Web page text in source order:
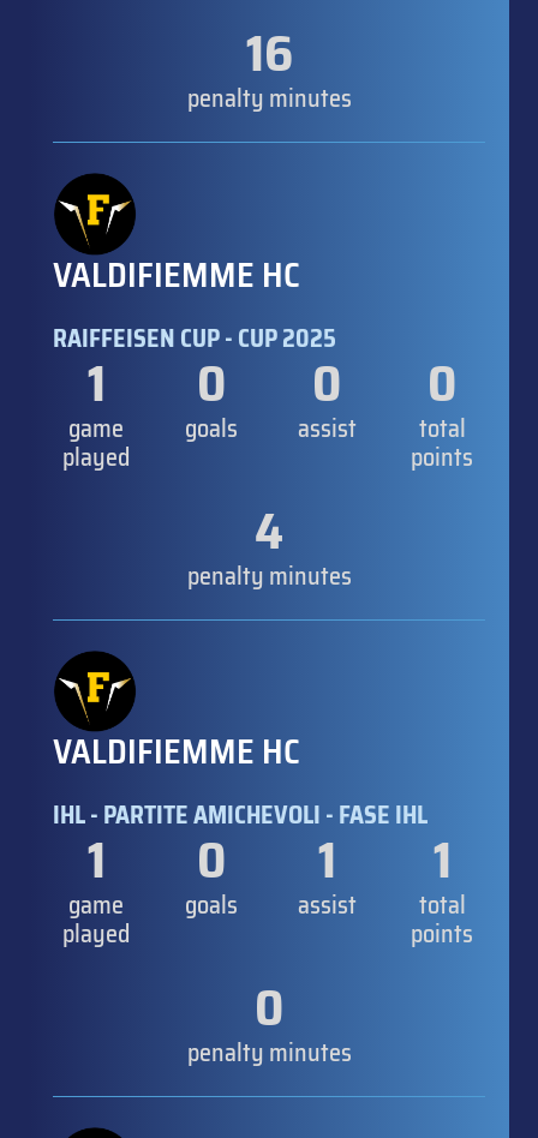
16
penalty minutes
VALDIFIEMME HC
RAIFFEISEN CUP - CUP 2025
1
game
played
0
goals
0
assist
0
total
points
4
penalty minutes
VALDIFIEMME HC
IHL - PARTITE AMICHEVOLI - FASE IHL
1
game
played
0
goals
1
assist
1
total
points
0
penalty minutes